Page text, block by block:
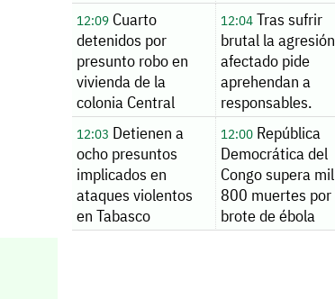
12:09 Cuarto
detenidos por
presunto robo en
vivienda de la
colonia Central
12:04Tras sufrir
brutal la agresión
afectado pide
aprehendan a
responsables.
12:03 Detienen a
ocho presuntos
implicados en
ataques violentos
en Tabasco
12:00República
Democrática del
Congo supera mil
800 muertes por
brote de ébola